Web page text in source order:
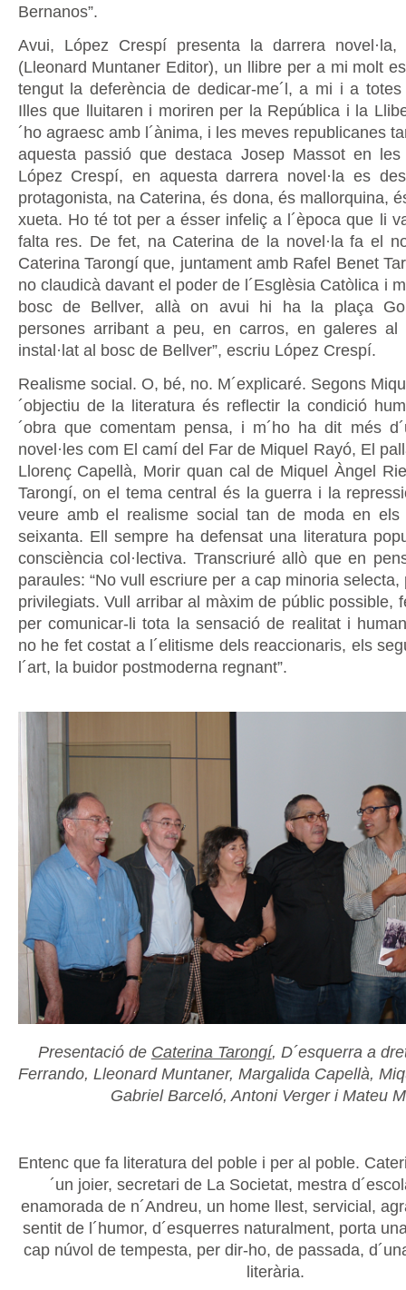
Bernanos”.
Avui, López Crespí presenta la darrera novel·la,
(Lleonard Muntaner Editor), un llibre per a mi molt
tengut la deferència de dedicar-me´l, a mi i a
Illes que lluitaren i moriren per la República i la
´ho agraesc amb l´ànima, i les meves republicanes
aquesta passió que destaca Josep Massot en
López Crespí, en aquesta darrera novel·la es
protagonista, na Caterina, és dona, és mallorquina,
xueta. Ho té tot per a ésser infeliç a l´època que li
falta res. De fet, na Caterina de la novel·la fa el
Caterina Tarongí que, juntament amb Rafel Benet
no claudicà davant el poder de l´Esglèsia Catòlica i
bosc de Bellver, allà on avui hi ha la plaça
persones arribant a peu, en carros, en galeres al
instal·lat al bosc de Bellver”, escriu López Crespí.
Realisme social. O, bé, no. M´explicaré. Segons
´objectiu de la literatura és reflectir la condició
´obra que comentam pensa, i m´ho ha dit més
novel·les com El camí del Far de Miquel Rayó, El
Llorenç Capellà, Morir quan cal de Miquel Àngel
Tarongí, on el tema central és la guerra i la
veure amb el realisme social tan de moda en els
seixanta. Ell sempre ha defensat una literatura
consciència col·lectiva. Transcriuré allò que en
paraules: “No vull escriure per a cap minoria
privilegiats. Vull arribar al màxim de públic possible,
per comunicar-li tota la sensació de realitat i
no he fet costat a l´elitisme dels reaccionaris, els
l´art, la buidor postmoderna regnant”.
Presentació de Caterina Tarongí, D´esquerra a
Ferrando, Lleonard Muntaner, Margalida Capellà,
Gabriel Barceló, Antoni Verger i Mateu
Entenc que fa literatura del poble i per al poble.
´un joier, secretari de La Societat, mestra
enamorada de n´Andreu, un home llest, servicial,
sentit de l´humor, d´esquerres naturalment, porta
cap núvol de tempesta, per dir-ho, de passada,
literària.